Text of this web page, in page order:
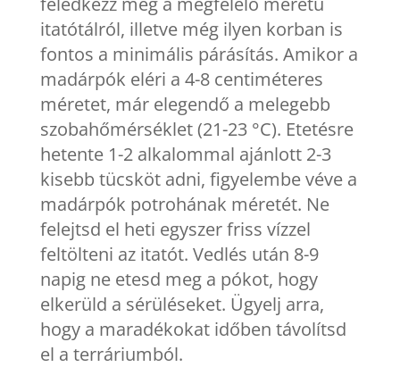
itatótálról, illetve még ilyen korban is
fontos a minimális párásítás. Amikor a
madárpók eléri a 4-8 centiméteres
méretet, már elegendő a melegebb
szobahőmérséklet (21-23 °C). Etetésre
hetente 1-2 alkalommal ajánlott 2-3
kisebb tücsköt adni, figyelembe véve a
madárpók potrohának méretét. Ne
felejtsd el heti egyszer friss vízzel
feltölteni az itatót. Vedlés után 8-9
napig ne etesd meg a pókot, hogy
elkerüld a sérüléseket. Ügyelj arra,
hogy a maradékokat időben távolítsd
el a terráriumból.